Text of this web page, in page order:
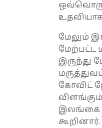
ஒவ்வொரு
மேலும்
மேற்பட்ட
இருந்து
கோவிட்
இலங்கை
கூறினார்.